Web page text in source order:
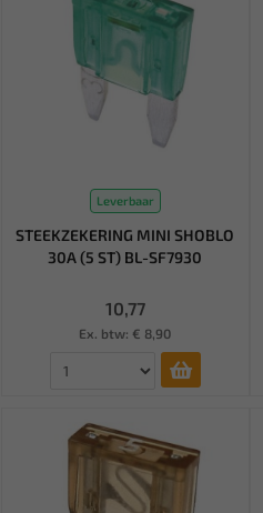
Leverbaar
STEEKZEKERING MINI SHOBLO
30A (5 ST) BL-SF7930
10,77
Ex. btw: € 8,90